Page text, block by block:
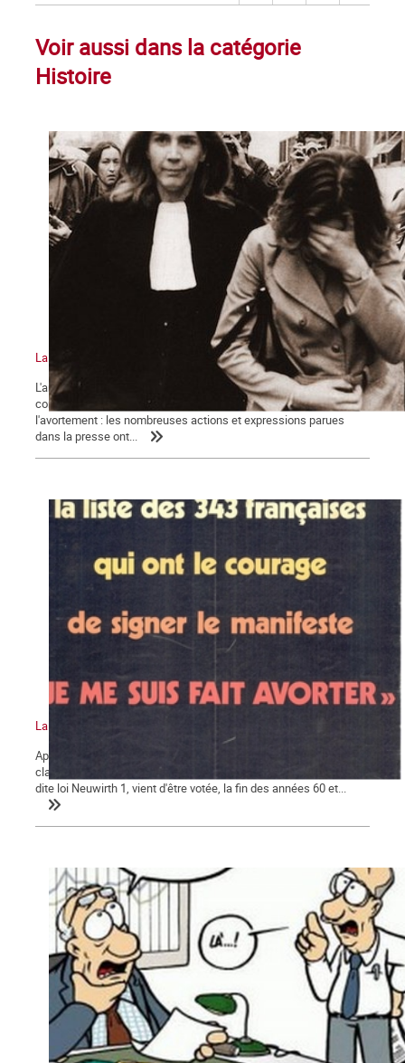
Voir aussi dans la catégorie
Histoire
La bataille pour la légalisation de l'avortement, épisode 5
L'année 1971 se clot dans une perspective nouvelle pour la
condition des femmes et particulièrement pour le droit à
l'avortement : les nombreuses actions et expressions parues
dans la presse ont...
La bataille pour la légalisation de l'avortement en France (suite)
Après les constats accablants des dégâts dus aux avortements
clandestins, et alors que la loi sur la prophylaxie des naissances,
dite loi Neuwirth 1, vient d'être votée, la fin des années 60 et...